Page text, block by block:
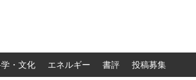
・文化 エネルギー 書評 投稿募集